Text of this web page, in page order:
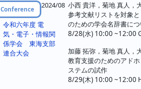
Conference 2024/08
令和六年度 電
気・電子・情報関
係学会 東海支部
連合大会
小西 貴洋，菊地 真人，
参考文献リストを対象
のための学会名辞書に
8/28(水) 10:00 ~12:00
加藤 拓弥，菊地 真人，
教育支援のためのアド
ステムの試作
8/29(木) 10:00 ~12:00